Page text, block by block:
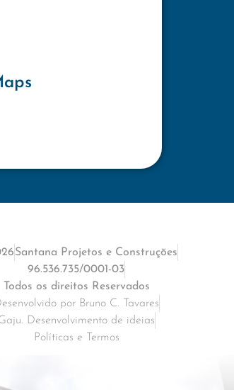
Santana Projetos e Construções
96.536.735/0001-03
Todos os direitos Reservados
por Bruno C. Tavares
Desenvolvimento de ideias
Políticas e Termos